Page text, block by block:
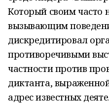
Который своим часто
вызывающим
дискредитировал
противоречивыми
частности против
диктанта,
адрес известных